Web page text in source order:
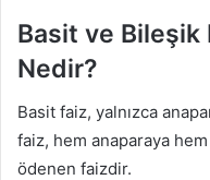
Basit ve Bileşik
Nedir?
Basit faiz, yalnızca
faiz, hem anaparaya
ödenen faizdir.